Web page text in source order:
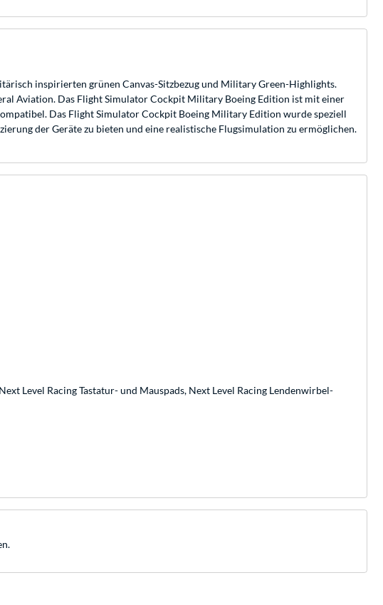
inspirierten grünen Canvas-Sitzbezug und Military Green-Highlights.
Aviation. Das Flight Simulator Cockpit Military Boeing Edition ist mit einer
Das Flight Simulator Cockpit Boeing Military Edition wurde speziell
der Geräte zu bieten und eine realistische Flugsimulation zu ermöglichen.
Level Racing Tastatur- und Mauspads, Next Level Racing Lendenwirbel-